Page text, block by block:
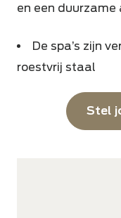
en een duurzame
De spa’s zijn
roestvrij staal
Stel